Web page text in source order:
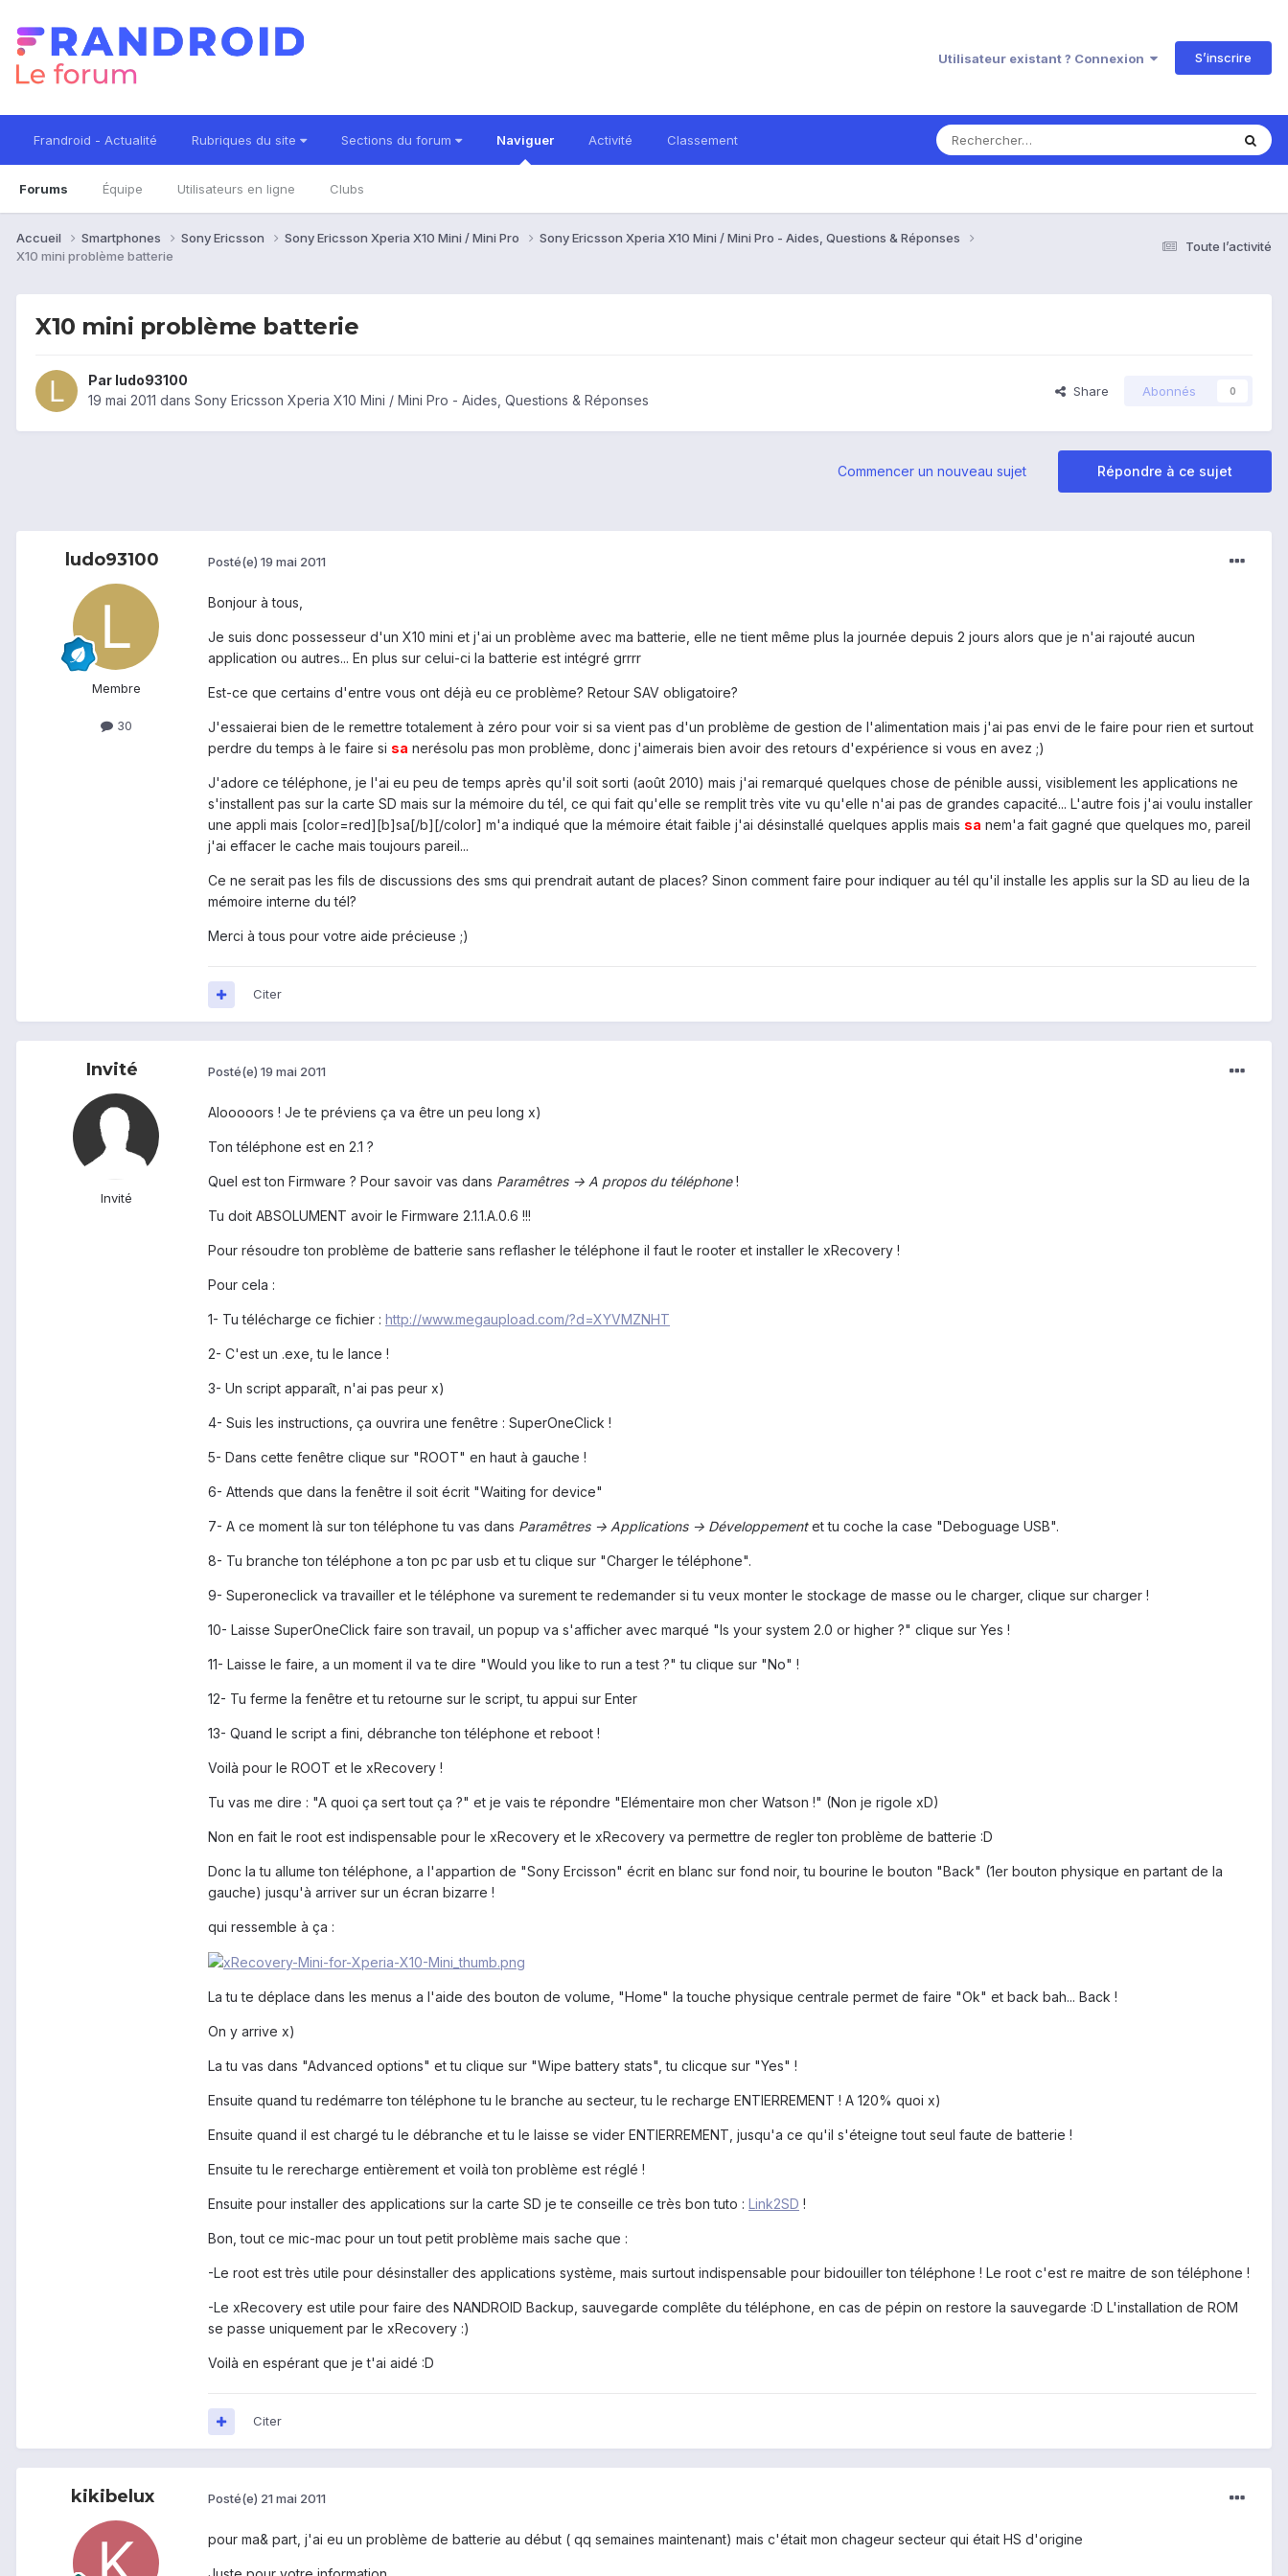
Utilisateur existant ? Connexion S’inscrire
Frandroid - Actualité Rubriques du site Sections du forum Naviguer
Forums Équipe Utilisateurs en ligne Clubs
Activité Classement
Toute l’activité
Accueil Smartphones Sony Ericsson Sony Ericsson Xperia X10 Mini / Mini Pro
Sony Ericsson Xperia X10 Mini / Mini Pro - Aides, Questions & Réponses
X10 mini problème batterie
X10 mini problème batterie
Par ludo93100
19 mai 2011 dans Sony Ericsson Xperia X10 Mini / Mini Pro - Aides, Questions & Réponses
Share Abonnés 0
Répondre à ce sujet
Commencer un nouveau sujet
ludo93100
Membre
30
Posté(e) 19 mai 2011
Bonjour à tous,
Je suis donc possesseur d'un X10 mini et j'ai un problème avec ma batterie, elle ne tient même plus la journée depuis 2 jours alors que je n'ai rajouté aucun
application ou autres... En plus sur celui-ci la batterie est intégré grrrr
Est-ce que certains d'entre vous ont déjà eu ce problème? Retour SAV obligatoire?
J'essaierai bien de le remettre totalement à zéro pour voir si sa vient pas d'un problème de gestion de l'alimentation mais j'ai pas envi de le faire pour rien et surtout
perdre du temps à le faire si sa nerésolu pas mon problème, donc j'aimerais bien avoir des retours d'expérience si vous en avez ;)
J'adore ce téléphone, je l'ai eu peu de temps après qu'il soit sorti (août 2010) mais j'ai remarqué quelques chose de pénible aussi, visiblement les applications ne
s'installent pas sur la carte SD mais sur la mémoire du tél, ce qui fait qu'elle se remplit très vite vu qu'elle n'ai pas de grandes capacité... L'autre fois j'ai voulu installer
une appli mais [color=red][b]sa[/b][/color] m'a indiqué que la mémoire était faible j'ai désinstallé quelques applis mais sa nem'a fait gagné que quelques mo, pareil
j'ai effacer le cache mais toujours pareil...
Ce ne serait pas les fils de discussions des sms qui prendrait autant de places? Sinon comment faire pour indiquer au tél qu'il installe les applis sur la SD au lieu de la
mémoire interne du tél?
Merci à tous pour votre aide précieuse ;)
Citer
Invité
Invité
Posté(e) 19 mai 2011
Alooooors ! Je te préviens ça va être un peu long x)
Ton téléphone est en 2.1 ?
Quel est ton Firmware ? Pour savoir vas dans Paramêtres -> A propos du téléphone!
Tu doit ABSOLUMENT avoir le Firmware 2.1.1.A.0.6 !!!
Pour résoudre ton problème de batterie sans reflasher le téléphone il faut le rooter et installer le xRecovery !
Pour cela :
1- Tu télécharge ce fichier : http://www.megaupload.com/?d=XYVMZNHT
2- C'est un .exe, tu le lance !
3- Un script apparaît, n'ai pas peur x)
4- Suis les instructions, ça ouvrira une fenêtre : SuperOneClick !
5- Dans cette fenêtre clique sur "ROOT" en haut à gauche !
6- Attends que dans la fenêtre il soit écrit "Waiting for device"
7- A ce moment là sur ton téléphone tu vas dans Paramêtres -> Applications -> Développementet tu coche la case "Deboguage USB".
8- Tu branche ton téléphone a ton pc par usb et tu clique sur "Charger le téléphone".
9- Superoneclick va travailler et le téléphone va surement te redemander si tu veux monter le stockage de masse ou le charger, clique sur charger !
10- Laisse SuperOneClick faire son travail, un popup va s'afficher avec marqué "Is your system 2.0 or higher ?" clique sur Yes !
11- Laisse le faire, a un moment il va te dire "Would you like to run a test ?" tu clique sur "No" !
12- Tu ferme la fenêtre et tu retourne sur le script, tu appui sur Enter
13- Quand le script a fini, débranche ton téléphone et reboot !
Voilà pour le ROOT et le xRecovery !
Tu vas me dire : "A quoi ça sert tout ça ?" et je vais te répondre "Elémentaire mon cher Watson !" (Non je rigole xD)
Non en fait le root est indispensable pour le xRecovery et le xRecovery va permettre de regler ton problème de batterie :D
Donc la tu allume ton téléphone, a l'appartion de "Sony Ercisson" écrit en blanc sur fond noir, tu bourine le bouton "Back" (1er bouton physique en partant de la
gauche) jusqu'à arriver sur un écran bizarre !
qui ressemble à ça :
La tu te déplace dans les menus a l'aide des bouton de volume, "Home" la touche physique centrale permet de faire "Ok" et back bah... Back !
On y arrive x)
La tu vas dans "Advanced options" et tu clique sur "Wipe battery stats", tu clicque sur "Yes" !
Ensuite quand tu redémarre ton téléphone tu le branche au secteur, tu le recharge ENTIERREMENT ! A 120% quoi x)
Ensuite quand il est chargé tu le débranche et tu le laisse se vider ENTIERREMENT, jusqu'a ce qu'il s'éteigne tout seul faute de batterie !
Ensuite tu le rerecharge entièrement et voilà ton problème est réglé !
Ensuite pour installer des applications sur la carte SD je te conseille ce très bon tuto : Link2SD !
Bon, tout ce mic-mac pour un tout petit problème mais sache que :
-Le root est très utile pour désinstaller des applications système, mais surtout indispensable pour bidouiller ton téléphone ! Le root c'est re maitre de son téléphone !
-Le xRecovery est utile pour faire des NANDROID Backup, sauvegarde complête du téléphone, en cas de pépin on restore la sauvegarde :D L'installation de ROM
se passe uniquement par le xRecovery :)
Voilà en espérant que je t'ai aidé :D
Citer
kikibelux Posté(e) 21 mai 2011
pour ma& part, j'ai eu un problème de batterie au début ( qq semaines maintenant) mais c'était mon chageur secteur qui était HS d'origine